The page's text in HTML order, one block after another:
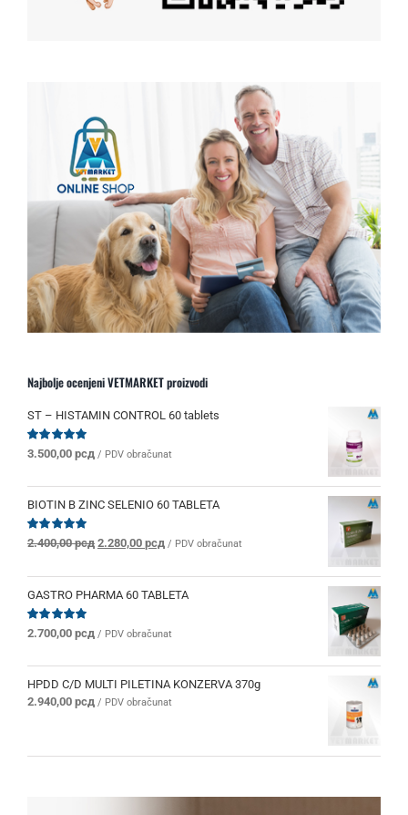
Najbolje ocenjeni VETMARKET proizvodi
ST – HISTAMIN CONTROL 60 tablets
Ocenjeno
od 5
3.500,00 рсд / PDV obračunat
BIOTIN B ZINC SELENIO 60 TABLETA
Ocenjeno
od 5
2.400,00рсд Originalna
je
bila:
2.280,00 рсдTrenutna
je:
2.280,00 рсд.
/ PDV obračunat
GASTRO PHARMA 60 TABLETA
Ocenjeno
od 5
2.700,00 рсд / PDV obračunat
HPDD C/D MULTI PILETINA KONZERVA 370g
2.940,00 рсд / PDV obračunat